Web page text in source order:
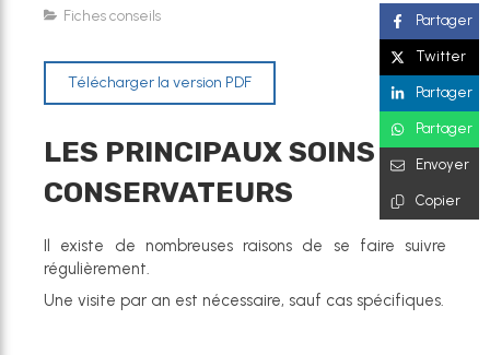
Fiches conseils
Télécharger la version PDF
LES PRINCIPAUX SOINS
CONSERVATEURS
Il existe de nombreuses raisons de se faire suivre
régulièrement.
Une visite par an est nécessaire, sauf cas spécifiques.
Partager
Twitter
Partager
Partager
Envoyer
Copier